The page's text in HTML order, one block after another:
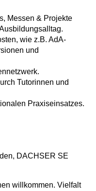
Messen & Projekte
wie z.B. AdA-
und
Tutorinnen und
Praxiseinsatzes.
DACHSER SE
willkommen. Vielfalt